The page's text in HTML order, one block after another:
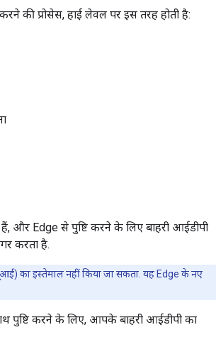
की प्रोसेस, हाई लेवल पर इस तरह होती है:
और Edge से पुष्टि करने के लिए बाहरी आईडीपी
करता है.
का इस्तेमाल नहीं किया जा सकता. यह Edge के नए
पुष्टि करने के लिए, आपके बाहरी आईडीपी का